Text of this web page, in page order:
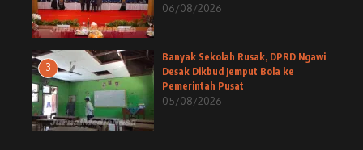
06/08/2026
3
Banyak Sekolah Rusak, DPRD Ngawi
Desak Dikbud Jemput Bola ke
Pemerintah Pusat
05/08/2026